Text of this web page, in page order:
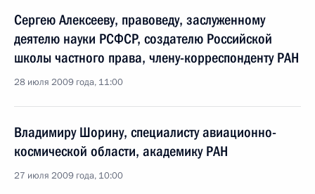
Сергею Алексееву, правоведу, заслуженному
деятелю науки РСФСР, создателю Российской
школы частного права, члену-корреспонденту РАН
28 июля 2009 года, 11:00
Владимиру Шорину, специалисту авиационно-
космической области, академику РАН
27 июля 2009 года, 10:00